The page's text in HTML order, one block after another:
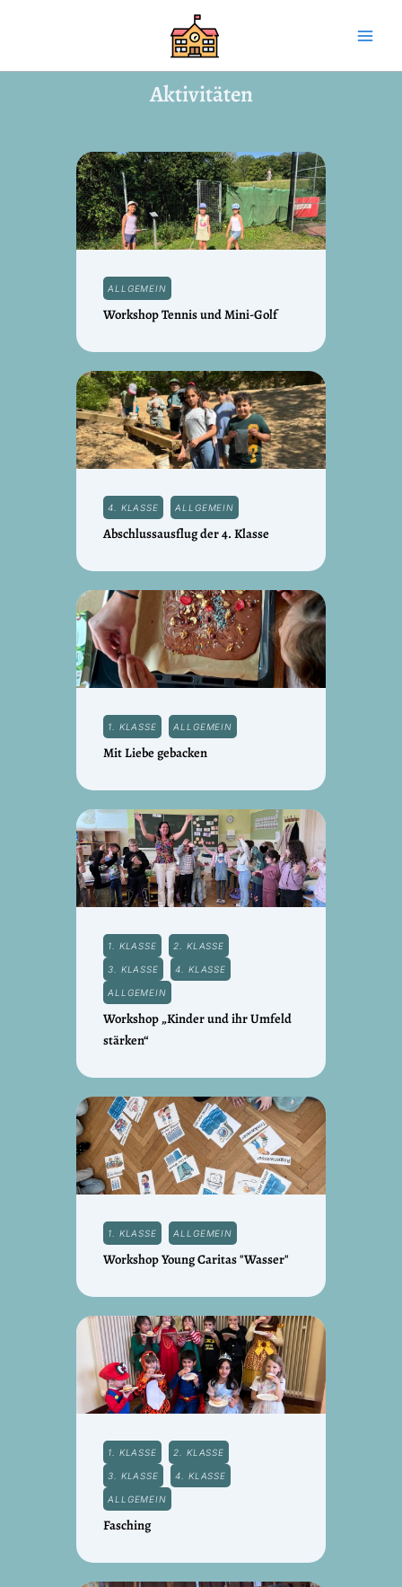
Aktivitäten
ALLGEMEIN
Workshop Tennis und Mini-Golf
4. KLASSE ALLGEMEIN
Abschlussausflug der 4. Klasse
1. KLASSE ALLGEMEIN
Mit Liebe gebacken
1. KLASSE 2. KLASSE
3. KLASSE 4. KLASSE
ALLGEMEIN
Workshop „Kinder und ihr Umfeld
stärken“
1. KLASSE ALLGEMEIN
Workshop Young Caritas "Wasser"
1. KLASSE 2. KLASSE
3. KLASSE 4. KLASSE
ALLGEMEIN
Fasching